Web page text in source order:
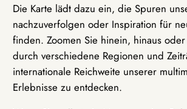
Die Karte lädt dazu ein, die Spuren
nachzuverfolgen oder Inspiration für
finden. Zoomen Sie hinein, hinaus
durch verschiedene Regionen und
internationale Reichweite unserer
Erlebnisse zu entdecken.